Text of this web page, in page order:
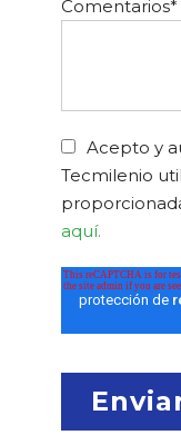
Comentarios*
Acepto y
Tecmilenio
aquí.